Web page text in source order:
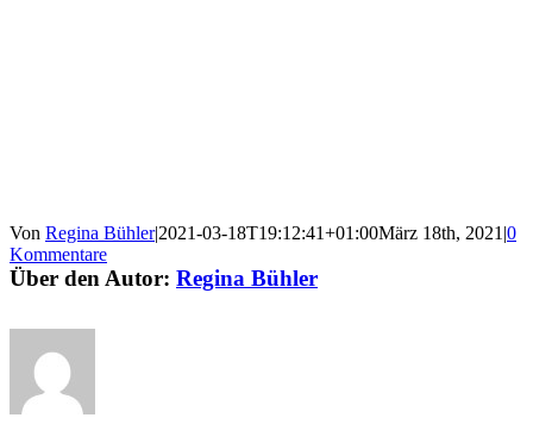
Von Regina Bühler|2021-03-18T19:12:41+01:00März 18th, 2021 |0
Kommentare
Über den Autor: Regina Bühler